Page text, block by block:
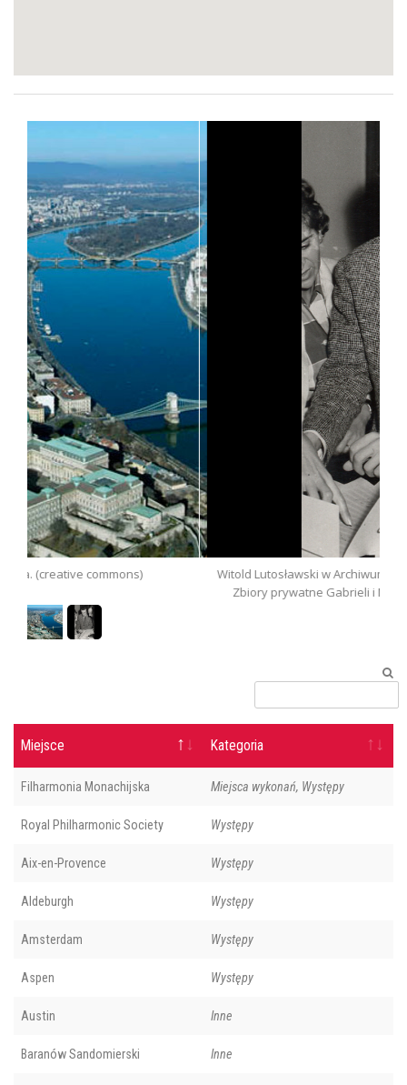
Witold Lutosławski w Archiwum Rękopisow Bartoka (1958).
Zbiory prywatne Gabrieli i Marcina Bogusławskich w
Miejsce Kategoria
Filharmonia Monachijska Miejsca wykonań, Występy
Royal Philharmonic Society Występy
Aix-en-Provence Występy
Aldeburgh Występy
Amsterdam Występy
Aspen Występy
Austin Inne
Baranów Sandomierski Inne